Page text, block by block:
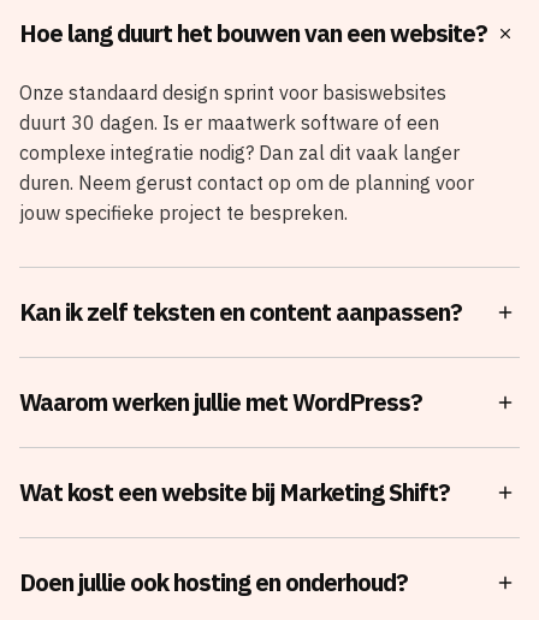
Hoe lang duurt het bouwen van een website?
Onze standaard design sprint voor basiswebsites
duurt 30 dagen. Is er maatwerk software of een
complexe integratie nodig? Dan zal dit vaak langer
duren. Neem gerust contact op om de planning voor
jouw specifieke project te bespreken.
Kan ik zelf teksten en content aanpassen?
eenvoudig teksten, afbeeldingen en pagina’s kunt
absoluut geen technische kennis voor nodig. Bij de
jouw nieuwe website.
Waarom werken jullie met WordPress?
eigendom. In tegenstelling tot gehuurde platforms
enorme diversiteit aan mogelijkheden binnen
Wat kost een website bij Marketing Shift?
ambities. Op basis daarvan bepalen we samen of we
Doen jullie ook hosting en onderhoud?